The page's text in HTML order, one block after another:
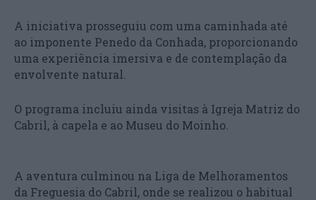
A iniciativa prosseguiu com uma caminhada até
ao imponente Penedo da Conhada, proporcionando
uma experiência imersiva e de contemplação da
envolvente natural.
O programa incluiu ainda visitas à Igreja Matriz do
Cabril, à capela e ao Museu do Moinho.
A aventura culminou na Liga de Melhoramentos
da Freguesia do Cabril, onde se realizou o habitual